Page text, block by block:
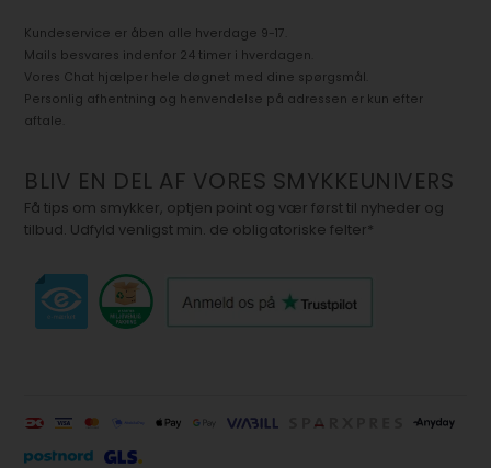
Kundeservice er åben alle hverdage 9-17.
Mails besvares indenfor 24 timer i hverdagen.
Vores Chat hjælper hele døgnet med dine spørgsmål.
Personlig afhentning og henvendelse på adressen er kun efter
aftale.
BLIV EN DEL AF VORES SMYKKEUNIVERS
Få tips om smykker, optjen point og vær først til nyheder og
tilbud. Udfyld venligst min. de obligatoriske felter*